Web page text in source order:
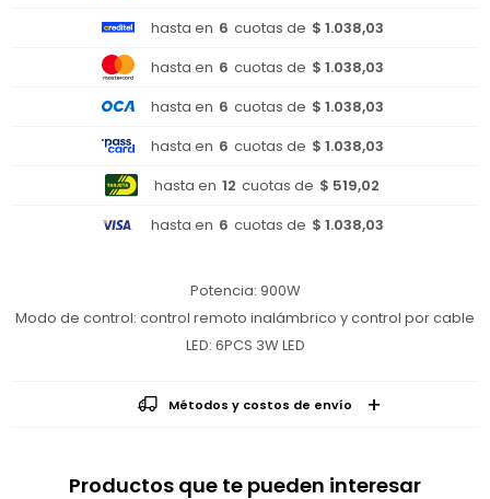
hasta en 6 cuotas de $ 1.038,03
hasta en 6 cuotas de $ 1.038,03
hasta en 6 cuotas de $ 1.038,03
hasta en 6 cuotas de $ 1.038,03
hasta en 12 cuotas de $ 519,02
hasta en 6 cuotas de $ 1.038,03
Potencia: 900W
Modo de control: control remoto inalámbrico y control por cable
LED: 6PCS 3W LED
Métodos y costos de envío
Productos que te pueden interesar